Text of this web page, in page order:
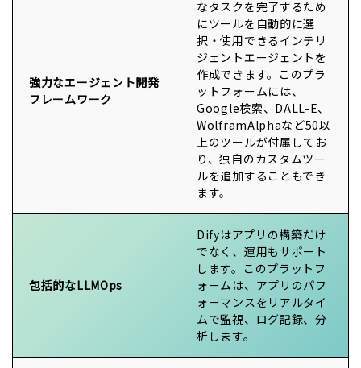
強力なエージェント開発
フレームワーク
なタスクを完了するため
にツールを自動的に選
択・使用できるインテリ
ジェントエージェントを
作成できます。このプラ
ットフォームには、
Google検索、DALL-E、
WolframAlphaなど50以
上のツールが付属してお
り、独自のカスタムツー
ルを追加することもでき
ます。
包括的なLLMOps
Difyはアプリの構築だけ
でなく、運用もサポート
します。このプラットフ
ォームは、アプリのパフ
ォーマンスをリアルタイ
ムで監視、ログ記録、分
析します。